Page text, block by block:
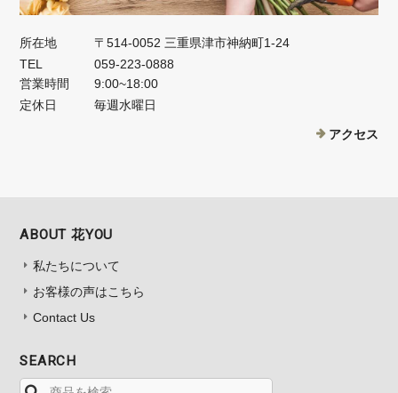
所在地
〒514-0052 三重県津市神納町1-24
TEL
059-223-0888
営業時間
9:00~18:00
定休日
毎週水曜日
アクセス
ABOUT 花YOU
私たちについて
お客様の声はこちら
Contact Us
SEARCH